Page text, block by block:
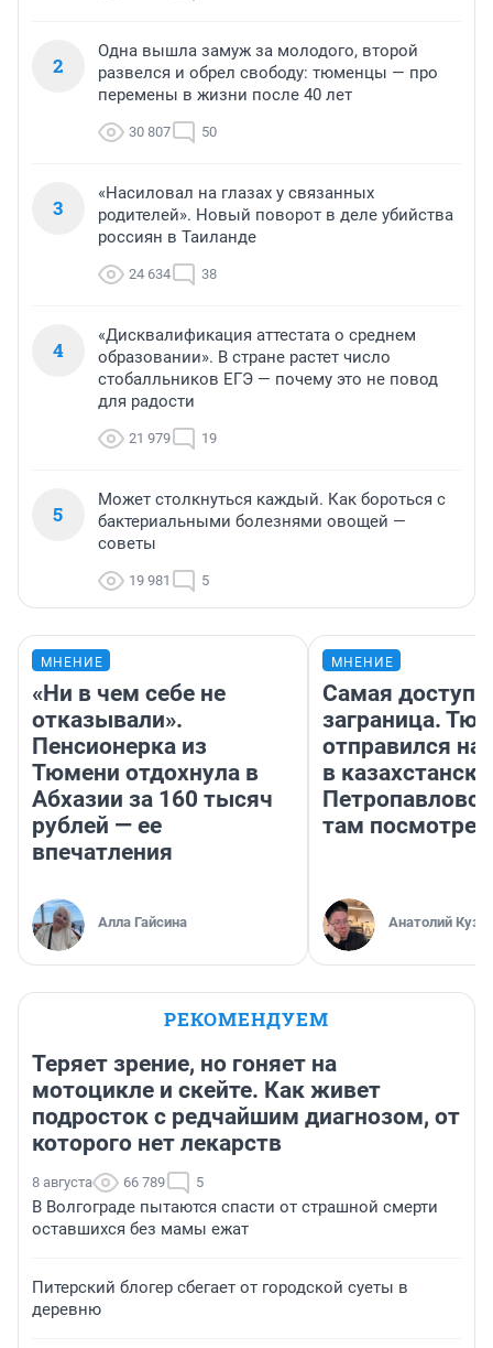
2
Одна вышла замуж за молодого, второй
развелся и обрел свободу: тюменцы — про
перемены в жизни после 40 лет
30 807 50
3
«Насиловал на глазах у связанных
родителей». Новый поворот в деле убийства
россиян в Таиланде
24 634 38
4
«Дисквалификация аттестата о среднем
образовании». В стране растет число
стобалльников ЕГЭ — почему это не повод
для радости
21 979 19
5
Может столкнуться каждый. Как бороться с
бактериальными болезнями овощей —
советы
19 981 5
МНЕНИЕ
«Ни в чем себе не
отказывали».
Пенсионерка из
Тюмени отдохнула в
Абхазии за 160 тысяч
рублей — ее
впечатления
Алла Гайсина
МНЕНИЕ
Самая
заграница.
отправился
в
там
Анатолий
РЕКОМЕНДУЕМ
Теряет зрение, но гоняет на
мотоцикле и скейте. Как живет
подросток с редчайшим диагнозом, от
которого нет лекарств
8 августа 66 789 5
В Волгограде пытаются спасти от страшной смерти
оставшихся без мамы ежат
Питерский блогер сбегает от городской суеты в
деревню